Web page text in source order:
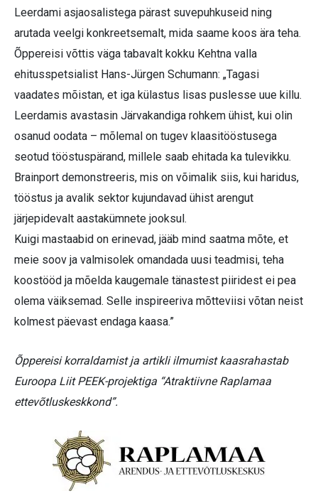
Leerdami asjaosalistega pärast suvepuhkuseid ning
arutada veelgi konkreetsemalt, mida saame koos ära teha.
Õppereisi võttis väga tabavalt kokku Kehtna valla
ehitusspetsialist Hans-Jürgen Schumann: „Tagasi
vaadates mõistan, et iga külastus lisas puslesse uue killu.
Leerdamis avastasin Järvakandiga rohkem ühist, kui olin
osanud oodata – mõlemal on tugev klaasitööstusega
seotud tööstuspärand, millele saab ehitada ka tulevikku.
Brainport demonstreeris, mis on võimalik siis, kui haridus,
tööstus ja avalik sektor kujundavad ühist arengut
järjepidevalt aastakümnete jooksul.
Kuigi mastaabid on erinevad, jääb mind saatma mõte, et
meie soov ja valmisolek omandada uusi teadmisi, teha
koostööd ja mõelda kaugemale tänastest piiridest ei pea
olema väiksemad. Selle inspireeriva mõtteviisi võtan neist
kolmest päevast endaga kaasa.”
Õppereisi korraldamist ja artikli ilmumist kaasrahastab
Euroopa Liit PEEK-projektiga “Atraktiivne Raplamaa
ettevõtluskeskkond”.